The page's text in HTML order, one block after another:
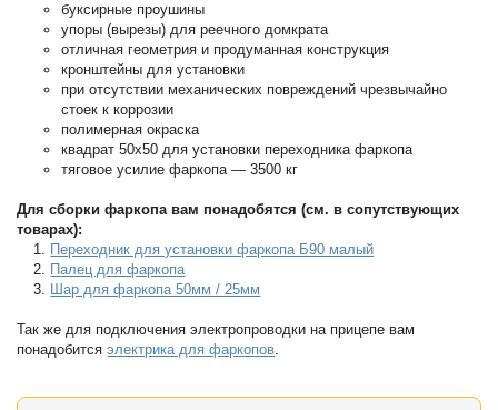
буксирные проушины
упоры (вырезы) для реечного домкрата
отличная геометрия и продуманная конструкция
кронштейны для установки
при отсутствии механических повреждений чрезвычайно
стоек к коррозии
полимерная окраска
квадрат 50х50 для установки переходника фаркопа
тяговое усилие фаркопа — 3500 кг
Для сборки фаркопа вам понадобятся (см. в сопутствующих
товарах):
Переходник для установки фаркопа Б90 малый
Палец для фаркопа
Шар для фаркопа 50мм / 25мм
Так же для подключения электропроводки на прицепе вам
понадобитсяэлектрика для фаркопов.